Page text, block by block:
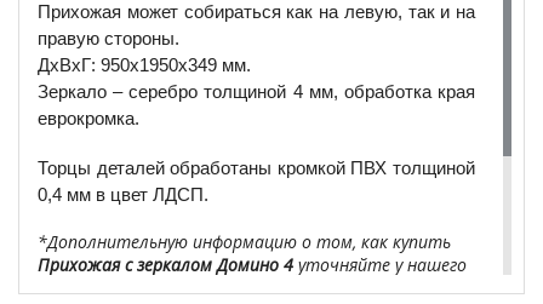
Прихожая может собираться как на левую, так и на
правую стороны.
ДхВхГ: 950х1950х349 мм.
Зеркало – серебро толщиной 4 мм, обработка края
еврокромка.
Торцы деталей обработаны кромкой ПВХ толщиной
0,4 мм в цвет ЛДСП.
*Дополнительную информацию о том, как купить
Прихожая с зеркалом Домино 4 уточняйте у нашего
менеджера по телефону+79292022735.